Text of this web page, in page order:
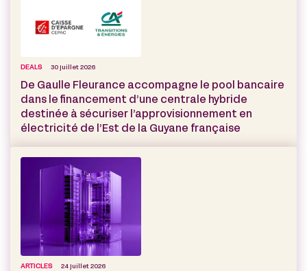
DEALS 30 juillet 2026
De Gaulle Fleurance accompagne le pool bancaire
dans le financement d’une centrale hybride
destinée à sécuriser l’approvisionnement en
électricité de l’Est de la Guyane française
ARTICLES 24 juillet 2026